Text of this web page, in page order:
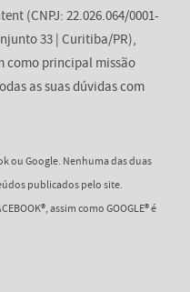
(CNPJ: 22.026.064/0001-
33 | Curitiba/PR),
como principal missão
as suas dúvidas com
ou Google. Nenhuma das duas
publicados pelo site.
assim como GOOGLE® é